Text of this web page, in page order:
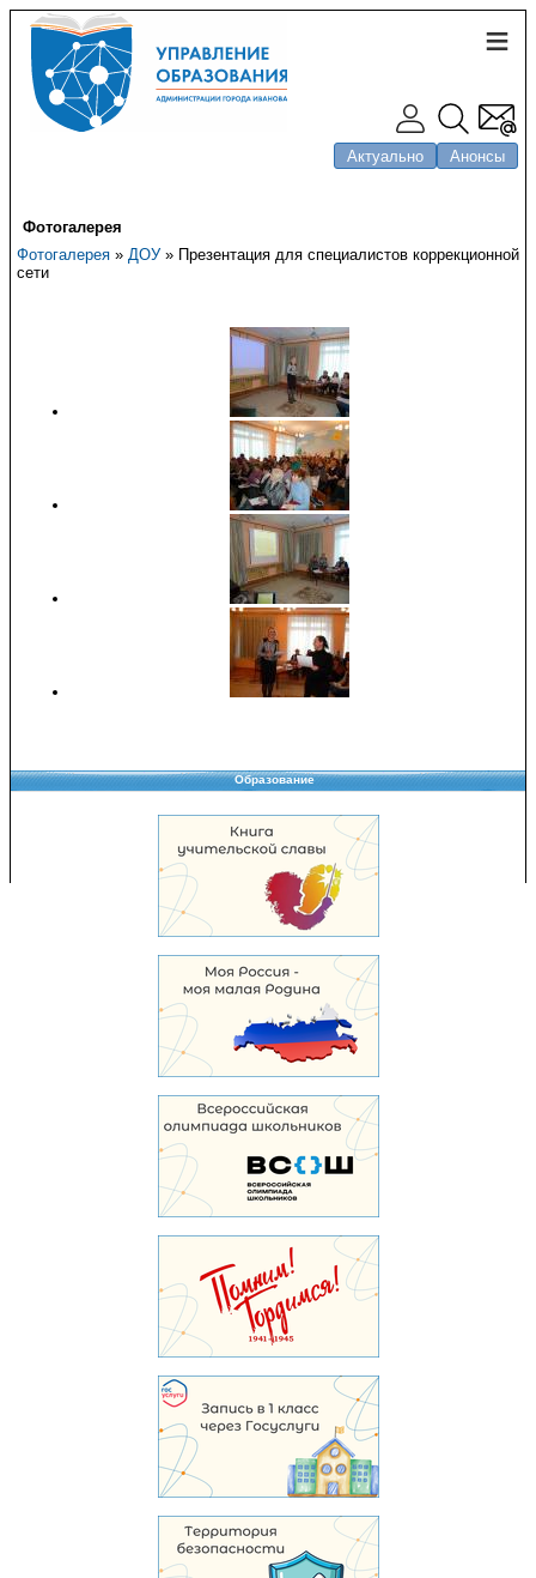
Актуально Анонсы
Фотогалерея
Фотогалерея » ДОУ» Презентация для специалистов коррекционной
сети
Образование
Copyright © 2008-2026 Управление образования
Перепечатка и использование материалов возможны только с разрешения
Управления образования.
103,978,181 уникальных посетителей